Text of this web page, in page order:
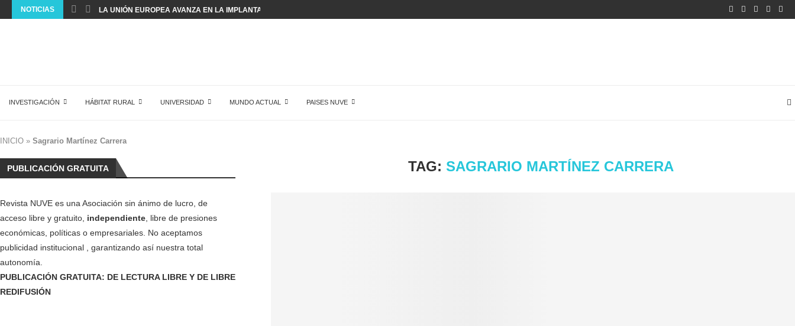
NOTICIAS LA UNIÓN EUROPEA AVANZA EN LA IMPLANTACIÓN DE...
INVESTIGACIÓN HÁBITAT RURAL UNIVERSIDAD MUNDO ACTUAL PAISES NUVE
INICIO » Sagrario Martínez Carrera
TAG: SAGRARIO MARTÍNEZ CARRERA
PUBLICACIÓN GRATUITA
Revista NUVE es una Asociación sin ánimo de lucro, de
acceso libre y gratuito, independiente , libre de presiones
económicas, políticas o empresariales. No aceptamos
publicidad institucional , garantizando así nuestra total
autonomía.
PUBLICACIÓN GRATUITA: DE LECTURA LIBRE Y DE LIBRE
REDIFUSIÓN